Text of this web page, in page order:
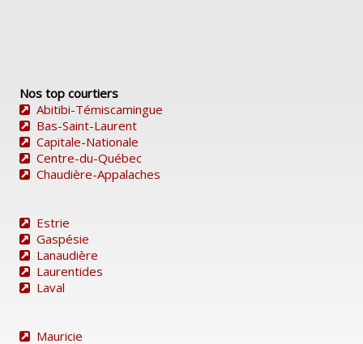
Nos top courtiers
Abitibi-Témiscamingue
Bas-Saint-Laurent
Capitale-Nationale
Centre-du-Québec
Chaudière-Appalaches
Estrie
Gaspésie
Lanaudière
Laurentides
Laval
Mauricie